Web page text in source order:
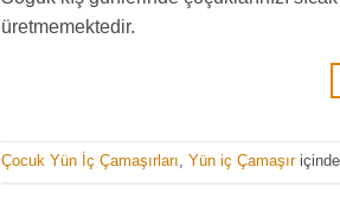
üretmemektedir.
Çocuk Yün İç Çamaşırları, Yün iç Çamaşıriçinde